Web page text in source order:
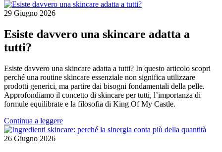
29 Giugno 2026
Esiste davvero una skincare adatta a
tutti?
Esiste davvero una skincare adatta a tutti? In questo articolo scopri
perché una routine skincare essenziale non significa utilizzare
prodotti generici, ma partire dai bisogni fondamentali della pelle.
Approfondiamo il concetto di skincare per tutti, l’importanza di
formule equilibrate e la filosofia di King Of My Castle.
Continua a leggere
26 Giugno 2026